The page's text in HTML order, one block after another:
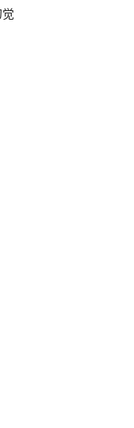
觉